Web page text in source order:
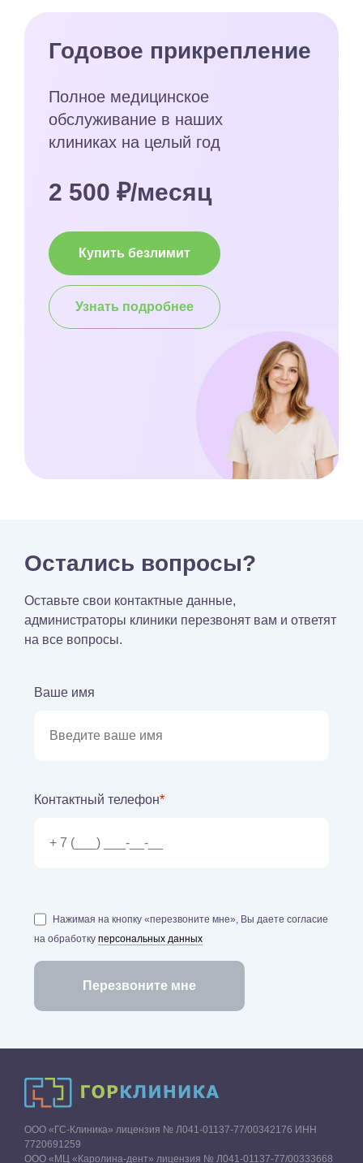
Годовое прикрепление
Полное медицинское
обслуживание в наших
клиниках на целый год
2 500 ₽/месяц
Купить безлимит
Узнать подробнее
Остались вопросы?
Оставьте свои контактные данные,
администраторы клиники перезвонят вам и ответят
на все вопросы.
Ваше имя
Контактный телефон*
Нажимая на кнопку «перезвоните мне», Вы даете согласие
на обработку персональных данных
ООО «ГС-Клиника» лицензия № Л041-01137-77/00342176 ИНН
7720691259
ООО «МЦ «Каролина-дент» лицензия № Л041-01137-77/00333668